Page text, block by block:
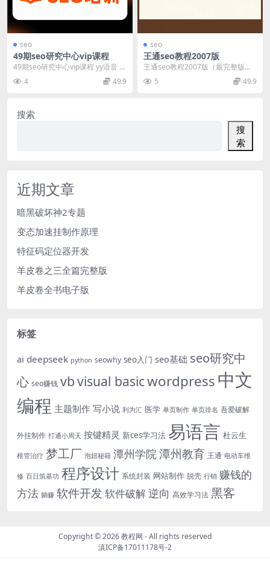
seo
49期seo研究中心vip课程
49期seo研究中心vip课程 yy语音 s
eowhy官方SEO培训YY语音课录...
4 49.9
seo
王通seo教程2007版
王通seo教程2007版（最完整版）
第一部分：如何利用搜索引擎营销
赚钱 第一节...
5 49.9
搜索
搜
索
近期文章
暗黑破坏神2专题
变态加速挂制作原理
特征码定位器开发
羊皮卷之三全篇完整版
羊皮卷全书电子版
标签
ai deepseek python seowhy seo入门 seo基础 seo研究中
心 seo赚钱 vbvisual basicwordpress中文
编程 主题制作 写小说 利为汇 医学 单页制作 单页排名 吾爱破解
外挂制作 打通小周天 按键精灵 新ces学习法 易语言 杜云生
根管治疗 梦工厂 泡妞秘籍 潭州学院 潭州教育 王通 电动车维
修 百日筑基功 程序设计 系统封装 网站制作 脱壳 行销 赚钱的
方法 躺赚 软件开发软件破解逆向 高效学习法 黑客
Copyright ©2026教程网 - All rights reserved
滇ICP备17011178号-2